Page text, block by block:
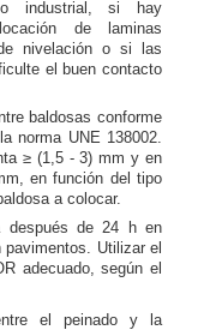
industrial, si hay
de laminas
nivelación o si las
el buen contacto
baldosas conforme
norma UNE 138002.
≥ (1,5 - 3) mm y en
en función del tipo
a colocar.
después de 24 h en
Utilizar el
adecuado, según el
el peinado y la